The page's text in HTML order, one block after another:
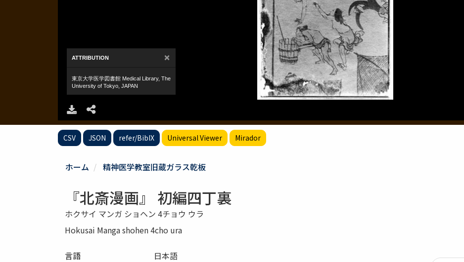
CSV JSON refer/BibIX Universal Viewer Mirador
ホーム 精神医学教室旧蔵ガラス乾板
『北斎漫画』 初編四丁裏
ホクサイ マンガ ショヘン 4チョウ ウラ
Hokusai Manga shohen 4cho ura
言語
日本語